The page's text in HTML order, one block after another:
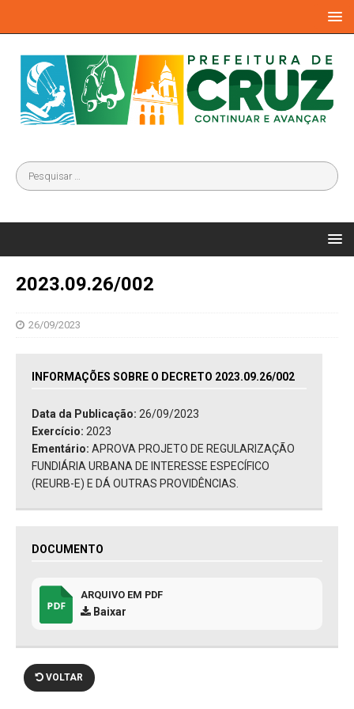
2023.09.26/002
26/09/2023
INFORMAÇÕES SOBRE O DECRETO 2023.09.26/002
Data da Publicação: 26/09/2023
Exercício: 2023
Ementário: APROVA PROJETO DE REGULARIZAÇÃO
FUNDIÁRIA URBANA DE INTERESSE ESPECÍFICO
(REURB-E) E DÁ OUTRAS PROVIDÊNCIAS.
DOCUMENTO
ARQUIVO EM PDF
Baixar
VOLTAR